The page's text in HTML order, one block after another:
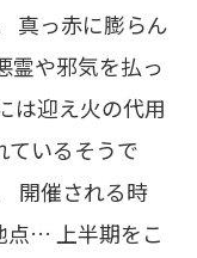
真っ赤に膨らん
霊や邪気を払っ
は迎え火の代用
ているそうで
開催される時
点… 上半期をこ